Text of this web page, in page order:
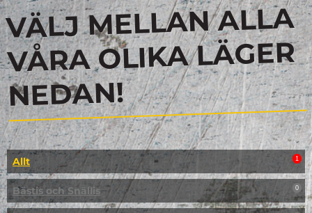
VÄLJ MELLAN ALLA
VÅRA OLIKA LÄGER
NEDAN!
Allt 1
Bästis och Snällis 0